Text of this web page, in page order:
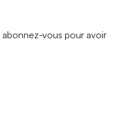
vous pour avoir